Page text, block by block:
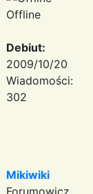
Offline
Debiut:
2009/10/20
Wiadomości:
302
Mikiwiki
Forumowicz